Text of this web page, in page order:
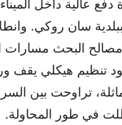
عالية داخل
سان روكي.
مصالح البحث مسارات
تراوحت بين
في طور المحاولة.